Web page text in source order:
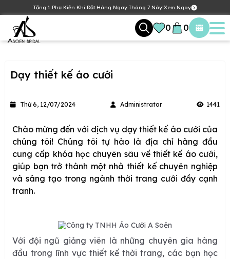
Tặng 1 Phụ Kiện Khi Đặt Hàng Ngay Tháng 7 Này!Xem Ngay
0 0
Dạy thiết kế áo cưới
Thứ 6, 12/07/2024 Administrator 1441
Chào mừng đến với dịch vụ dạy thiết kế áo cưới của
chúng tôi! Chúng tôi tự hào là địa chỉ hàng đầu
cung cấp khóa học chuyên sâu về thiết kế áo cưới,
giúp bạn trở thành một nhà thiết kế chuyên nghiệp
và sáng tạo trong ngành thời trang cưới đầy cạnh
tranh.
Với đội ngũ giảng viên là những chuyên gia hàng
đầu trong lĩnh vực thiết kế thời trang, các bạn học